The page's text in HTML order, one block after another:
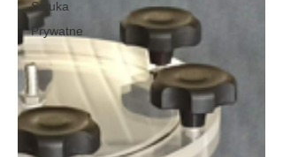
Sztuka
Prywatne